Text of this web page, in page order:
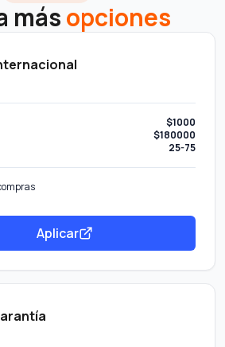
másopciones
$1000
$180000
25-75
Aplicar